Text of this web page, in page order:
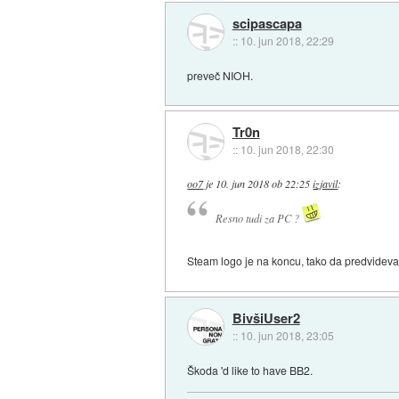
scipascapa
:: 10. jun 2018, 22:29
preveč NIOH.
Tr0n
:: 10. jun 2018, 22:30
oo7je 10. jun 2018 ob 22:25 izjavil:
Resno tudi za PC ?
Steam logo je na koncu, tako da
BivšiUser2
:: 10. jun 2018, 23:05
Škoda 'd like to have BB2.